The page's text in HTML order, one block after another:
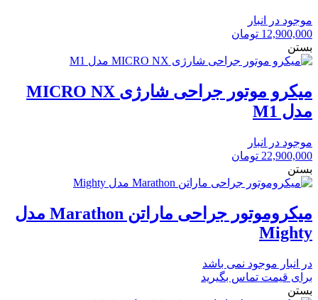
موجود در انبار
12,900,000 تومان
بستن
میکرو موتور جراحی شارژی MICRO NX
مدل M1
موجود در انبار
22,900,000 تومان
بستن
میکروموتور جراحی ماراتن Marathon مدل
Mighty
در انبار موجود نمی باشد
برای قیمت تماس بگیرید
بستن